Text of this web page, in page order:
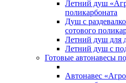
Летний душ
поликарбоната
Душ с
сотового
Летний душ для
Летний душ с
Готовые автонавесы
Автонавес